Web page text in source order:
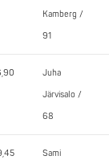
Kamberg /
91
Juha
Järvisalo /
68
Sami